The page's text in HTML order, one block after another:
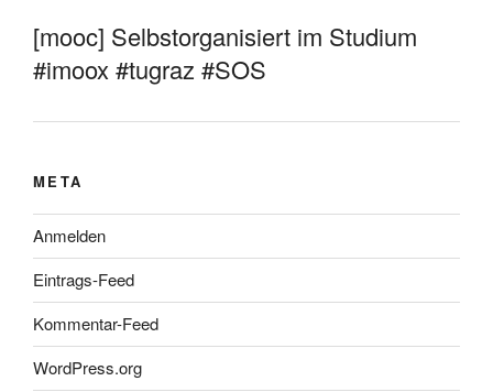
[mooc] Selbstorganisiert im Studium
#imoox #tugraz #SOS
META
Anmelden
Eintrags-Feed
Kommentar-Feed
WordPress.org